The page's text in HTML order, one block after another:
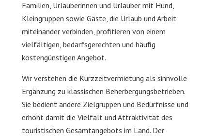
Familien, Urlauberinnen und Urlauber mit Hund,
Kleingruppen sowie Gäste, die Urlaub und Arbeit
miteinander verbinden, profitieren von einem
vielfältigen, bedarfsgerechten und häufig
kostengünstigen Angebot.
Wir verstehen die Kurzzeitvermietung als sinnvolle
Ergänzung zu klassischen Beherbergungsbetrieben.
Sie bedient andere Zielgruppen und Bedürfnisse und
erhöht damit die Vielfalt und Attraktivität des
touristischen Gesamtangebots im Land. Der